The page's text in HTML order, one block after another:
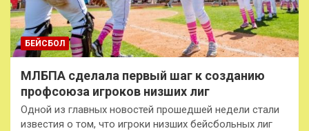
БЕЙСБОЛ
МЛБПА сделала первый шаг к созданию
профсоюза игроков низших лиг
Одной из главных новостей прошедшей недели стали
известия о том, что игроки низших бейсбольных лиг